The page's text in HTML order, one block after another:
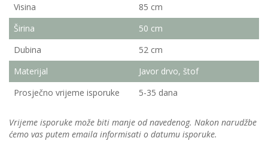
Visina
85 cm
Širina
50 cm
Dubina
52 cm
Materijal
Javor drvo, štof
Prosječno vrijeme isporuke
5-35 dana
Vrijeme isporuke može biti manje od navedenog. Nakon narudžbe
ćemo vas putem emaila informisati o datumu isporuke.